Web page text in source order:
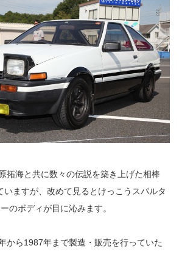
拓海と共に数々の伝説を築き上げた相棒
いますが、改めて見るとけっこうスパルタ
のボディが目に沁みます。
から1987年まで製造・販売を行っていた